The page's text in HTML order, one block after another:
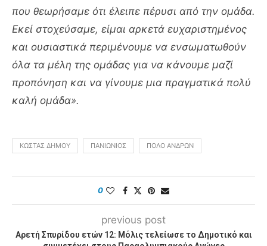
που θεωρήσαμε ότι έλειπε πέρυσι από την ομάδα.
Εκεί στοχεύσαμε, είμαι αρκετά ευχαριστημένος
και ουσιαστικά περιμένουμε να ενσωματωθούν
όλα τα μέλη της ομάδας για να κάνουμε μαζί
προπόνηση και να γίνουμε μια πραγματικά πολύ
καλή ομάδα».
ΚΏΣΤΑΣ ΔΉΜΟΥ ΠΑΝΙΏΝΙΟΣ ΠΌΛΟ ΑΝΔΡΏΝ
0
previous post
Αρετή Σπυρίδου ετών 12: Μόλις τελείωσε το Δημοτικό και